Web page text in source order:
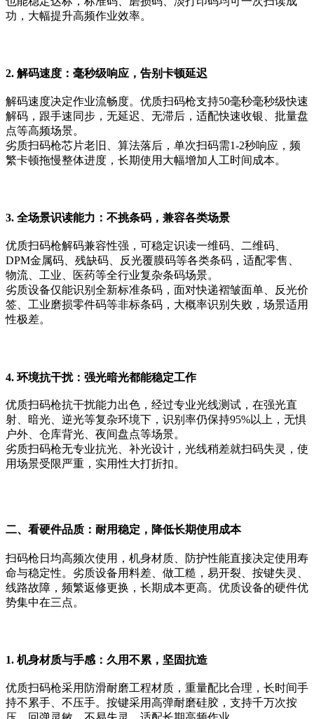
功，大幅提升高频作业效率。
2. 解码速度：毫秒级响应，告别卡顿延迟
解码速度决定作业流畅度。优质扫码枪支持50毫秒毫秒级快速
解码，跟手速同步，无延迟、无滞后，适配快速收银、批量盘
点等高频场景。
劣质扫码枪芯片老旧、算法落后，单次扫码需1-2秒响应，频
繁卡顿拖慢整体进度，长期使用大幅增加人工时间成本。
3. 全场景识读能力：不挑条码，兼容各类场景
优质扫码枪解码兼容性强，可稳定识读一维码、二维码、
DPM金属码、残缺码、反光覆膜码等各类条码，适配零售、
物流、工业、医药等全行业复杂条码场景。
劣质设备仅能识别全新标准条码，面对快递褶皱面单、反光价
签、工业磨损零件码等非标条码，大概率识别失败，场景适用
性极差。
4. 环境抗干扰：强光暗光都能稳定工作
优质扫码枪抗干扰能力出色，经过专业光线测试，在强光直
射、暗光、逆光等复杂环境下，识别率仍保持95%以上，无惧
户外、仓库背光、夜间盘点等场景。
劣质扫码枪无专业抗光、补光设计，光线稍差就扫码失灵，使
用场景受限严重，实用性大打折扣。
二、看硬件品质：耐用稳定，降低长期使用成本
扫码枪日均高频次使用，机身材质、防护性能直接决定使用寿
命与稳定性。劣质设备用料差、做工糙，易开裂、按键失灵、
线路故障，频繁返修更换，长期成本更高。优质设备的硬件优
势集中在三点。
1. 机身材质与手感：久用不累，坚固抗造
优质扫码枪采用防滑耐磨工程材质，重量配比合理，长时间手
持不累手、不压手。按键采用高弹耐磨硅胶，支持千万次按